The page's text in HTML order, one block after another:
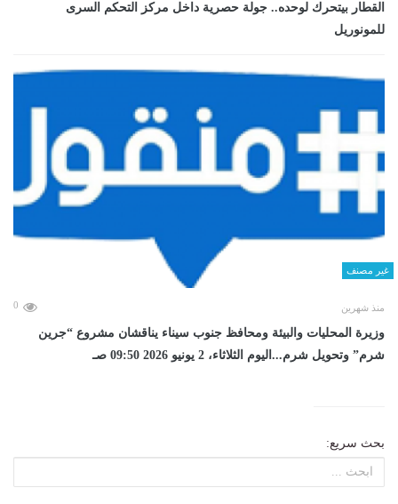
القطار بيتحرك لوحده.. جولة حصرية داخل مركز التحكم السرى
للمونوريل
غير مصنف
منذ شهرين 0
وزيرة المحليات والبيئة ومحافظ جنوب سيناء يناقشان مشروع “جرين
شرم” وتحويل شرم...اليوم الثلاثاء، 2 يونيو 2026 09:50 صـ
بحث سريع: